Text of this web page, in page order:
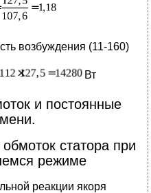
возбуждения (11-160)
Вт
и постоянные
статора при
режиме
реакции якоря